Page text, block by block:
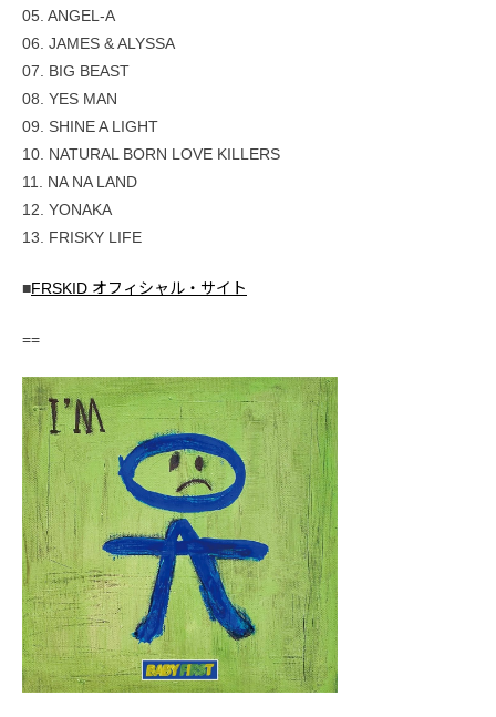
05. ANGEL-A
06. JAMES & ALYSSA
07. BIG BEAST
08. YES MAN
09. SHINE A LIGHT
10. NATURAL BORN LOVE KILLERS
11. NA NA LAND
12. YONAKA
13. FRISKY LIFE
■FRSKID オフィシャル・サイト
==